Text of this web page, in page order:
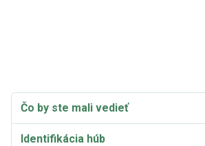
Čo by ste mali vedieť
Identifikácia húb